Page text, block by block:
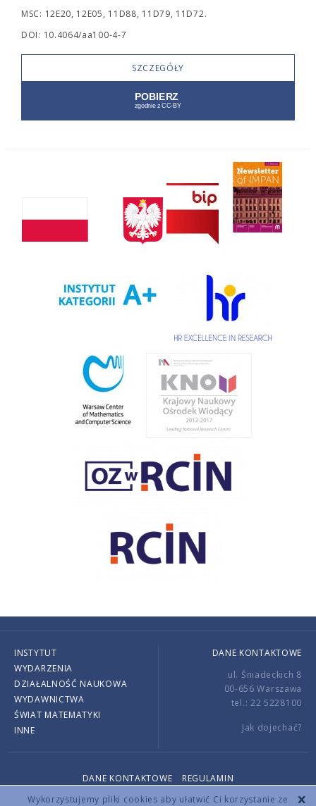
Wykorzystujemy pliki cookies aby ułatwić Ci korzystanie ze
MSC: 12E20, 12E05, 11D88, 11D79, 11D72.
DOI: 10.4064/aa100-4-7
SZCZEGÓŁY
INSTYTUT
WYDARZENIA
DZIAŁALNOŚĆ NAUKOWA
WYDAWNICTWA
ŚWIAT MATEMATYKI
INNE
DANE KONTAKTOWE
ul. Śniadeckich 8
00-656 Warszawa
tel.: 22 5228100
Jak dojechać?
DANE KONTAKTOWE
REGULAMIN
Copyright © 2026 by IMPAN. All rights reserved.